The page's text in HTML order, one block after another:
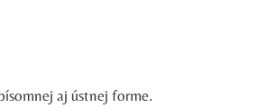
aj ústnej forme.